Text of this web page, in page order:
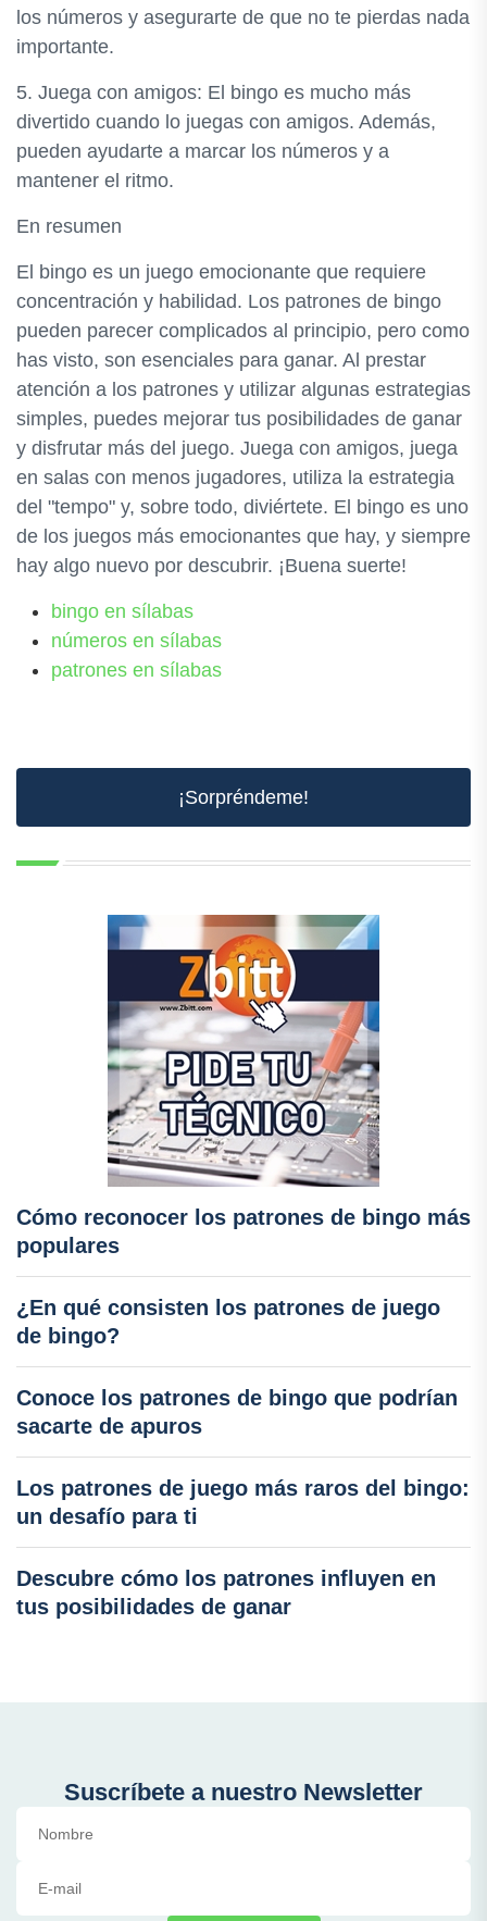
los números y asegurarte de que no te pierdas nada
importante.
5. Juega con amigos: El bingo es mucho más
divertido cuando lo juegas con amigos. Además,
pueden ayudarte a marcar los números y a
mantener el ritmo.
En resumen
El bingo es un juego emocionante que requiere
concentración y habilidad. Los patrones de bingo
pueden parecer complicados al principio, pero como
has visto, son esenciales para ganar. Al prestar
atención a los patrones y utilizar algunas estrategias
simples, puedes mejorar tus posibilidades de ganar
y disfrutar más del juego. Juega con amigos, juega
en salas con menos jugadores, utiliza la estrategia
del "tempo" y, sobre todo, diviértete. El bingo es uno
de los juegos más emocionantes que hay, y siempre
hay algo nuevo por descubrir. ¡Buena suerte!
bingo en sílabas
números en sílabas
patrones en sílabas
¡Sorpréndeme!
Cómo reconocer los patrones de bingo más
populares
¿En qué consisten los patrones de juego
de bingo?
Conoce los patrones de bingo que podrían
sacarte de apuros
Los patrones de juego más raros del bingo:
un desafío para ti
Descubre cómo los patrones influyen en
tus posibilidades de ganar
Suscríbete a nuestro Newsletter